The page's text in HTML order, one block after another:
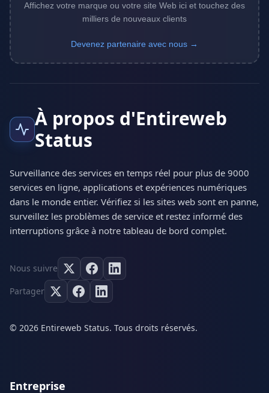
Affichez votre marque ou votre site Web ici et touchez des
milliers de nouveaux clients
Devenez partenaire avec nous →
À propos d'Entireweb
Status
Surveillance des services en temps réel pour plus de 9000
services en ligne, applications et expériences numériques
dans le monde entier. Vérifiez si les sites web sont en panne,
surveillez les problèmes de service et restez informé des
interruptions grâce à notre tableau de bord complet.
Nous suivre
Partager
© 2026 Entireweb Status. Tous droits réservés.
Entreprise